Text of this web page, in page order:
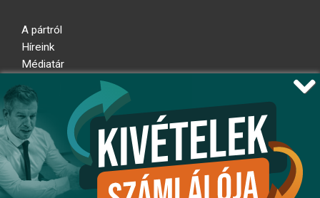
A pártról
Híreink
Médiatár
Adatkezelési nyilatkozat
Átláthatósági nyilatkozat
Ugrás az oldal tetejére
Kövessen minket!